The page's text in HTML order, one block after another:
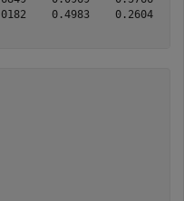
0.4983    0.2604